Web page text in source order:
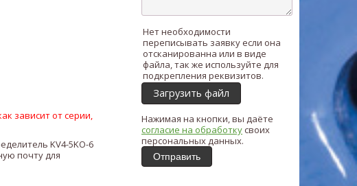
зависит от серии,
KV4-5KO-6
почту для
Нет необходимости
переписывать заявку если она
отсканированна или в виде
файла, так же используйте для
подкрепления реквизитов.
Загрузить файл
Нажимая на кнопки, вы даёте
согласие на обработкусвоих
персональных данных.
Отправить